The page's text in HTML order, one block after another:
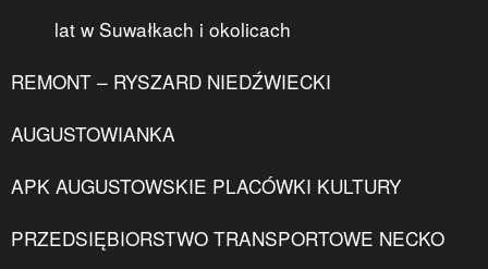
lat w Suwałkach i okolicach
REMONT – RYSZARD NIEDŹWIECKI
AUGUSTOWIANKA
APK AUGUSTOWSKIE PLACÓWKI KULTURY
PRZEDSIĘBIORSTWO TRANSPORTOWE NECKO